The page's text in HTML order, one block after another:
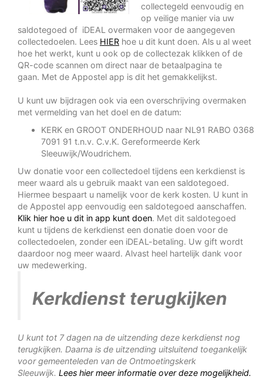
collectegeld eenvoudig en
op veilige manier via uw
saldotegoed of iDEAL overmaken voor de aangegeven
collectedoelen. Lees HIER hoe u dit kunt doen. Als u al weet
hoe het werkt, kunt u ook op de collectezak klikken of de
QR-code scannen om direct naar de betaalpagina te
gaan. Met de Appostel app is dit het gemakkelijkst.
U kunt uw bijdragen ook via een overschrijving overmaken
met vermelding van het doel en de datum:
KERK en GROOT ONDERHOUD naar NL91 RABO 0368
7091 91 t.n.v. C.v.K. Gereformeerde Kerk
Sleeuwijk/Woudrichem.
Uw donatie voor een collectedoel tijdens een kerkdienst is
meer waard als u gebruik maakt van een saldotegoed.
Hiermee bespaart u namelijk voor de kerk kosten. U kunt in
de Appostel app eenvoudig een saldotegoed aanschaffen.
Klik hier hoe u dit in app kunt doen. Met dit saldotegoed
kunt u tijdens de kerkdienst een donatie doen voor de
collectedoelen, zonder een iDEAL-betaling. Uw gift wordt
daardoor nog meer waard. Alvast heel hartelijk dank voor
uw medewerking.
Kerkdienst terugkijken
U kunt tot 7 dagen na de uitzending deze kerkdienst nog
terugkijken. Daarna is de uitzending uitsluitend toegankelijk
voor gemeenteleden van de Ontmoetingskerk
Sleeuwijk. Lees hier meer informatie over deze mogelijkheid.